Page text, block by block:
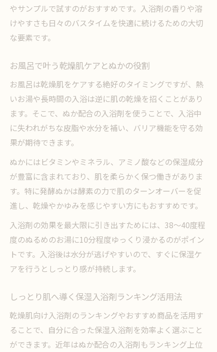
やサンプルで試すのがおすすめです。入浴剤の香りや溶
けやすさも日々のバスタイムを快適に続けるための大切
な要素です。
お風呂で叶う乾燥肌ケアとぬかの役割
お風呂は乾燥肌をケアする絶好のタイミングですが、熱
いお湯や長時間の入浴は逆に肌の乾燥を招くことがあり
ます。そこで、ぬか配合の入浴剤を使うことで、入浴中
に失われがちな皮脂や水分を補い、バリア機能を守る効
果が期待できます。
ぬかにはビタミンやミネラル、アミノ酸などの保湿成分
が豊富に含まれており、肌を柔らかく保つ働きがありま
す。特に発酵ぬかは酵素の力で肌のターンオーバーを促
進し、乾燥やかゆみを感じやすい方にもおすすめです。
入浴剤の効果を最大限に引き出すためには、38〜40度程
度のぬるめのお湯に10分程度ゆっくり浸かるのがポイン
トです。入浴後は水分が逃げやすいので、すぐに保湿ケ
アを行うとしっとり感が持続します。
しっとり肌へ導く保湿入浴剤ランキング活用法
乾燥肌向け入浴剤のランキングやおすすめ商品を活用す
ることで、自分に合った保湿入浴剤を効率よく選ぶこと
ができます。近年はぬか配合の入浴剤もランキング上位